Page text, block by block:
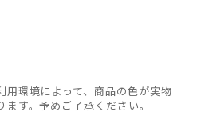
環境によって、商品の色が実物
す。予めご了承ください。